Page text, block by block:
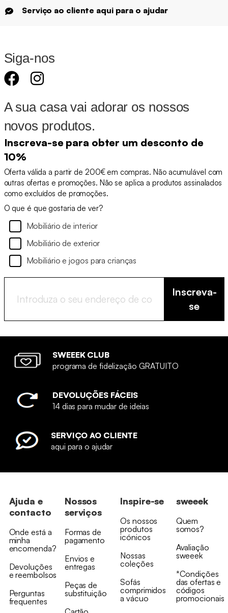
Serviço ao cliente aqui para o ajudar
Siga-nos
A sua casa vai adorar os nossos
novos produtos.
Inscreva-se para obter um desconto de
10%
Oferta válida a partir de 200€ em compras. Não acumulável com
outras ofertas e promoções. Não se aplica a produtos assinalados
como excluídos de promoções.
O que é que gostaria de ver?
Mobiliário de interior
Mobiliário de exterior
Mobiliário e jogos para crianças
Inscreva-
se
SWEEEK CLUB
programa de fidelização GRATUITO
DEVOLUÇÕES FÁCEIS
14 dias para mudar de ideias
SERVIÇO AO CLIENTE
aqui para o ajudar
Ajuda e
contacto
Onde está a
minha
encomenda?
Devoluções
e reembolsos
Perguntas
frequentes
Nossos
serviços
Formas de
pagamento
Envios e
entregas
Peças de
substituição
Inspire-se
Os nossos
produtos
icónicos
Nossas
coleções
Sofás
comprimidos
a vácuo
sweeek
Quem
somos?
Avaliação
sweeek
*Condições
das ofertas e
códigos
promocionais